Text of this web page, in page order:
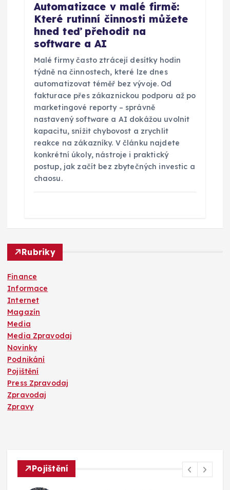
Automatizace v malé firmě:
Které rutinní činnosti můžete
hned teď přehodit na
software a AI
Malé firmy často ztrácejí desítky hodin
týdně na činnostech, které lze dnes
automatizovat téměř bez vývoje. Od
fakturace přes zákaznickou podporu až po
marketingové reporty – správně
nastavený software a AI dokážou uvolnit
kapacitu, snížit chybovost a zrychlit
reakce na zákazníky. V článku najdete
konkrétní úkoly, nástroje i praktický
postup, jak začít bez zbytečných investic a
chaosu.
Rubriky
Finance
Informace
Internet
Magazín
Media
Media Zpravodaj
Novinky
Podnikání
Pojištění
Press Zpravodaj
Zpravodaj
Zpravy
Pojištění